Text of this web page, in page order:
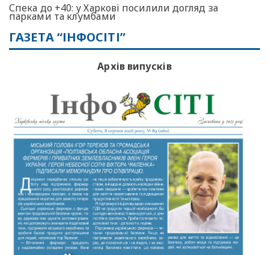
Спека до +40: у Харкові посилили догляд за
парками та клумбами
ГАЗЕТА “ІНФОСІТІ”
Архів випусків